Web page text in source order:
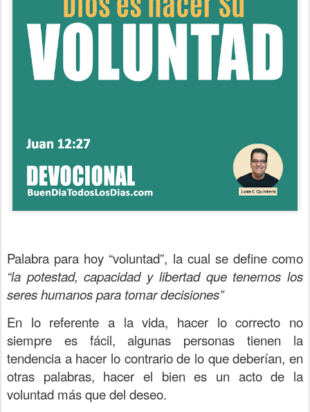
Palabra para hoy “voluntad”, la cual se define como
“la potestad, capacidad y libertad que tenemos los
seres humanos para tomar decisiones”
En lo referente a la vida, hacer lo correcto no
siempre es fácil, algunas personas tienen la
tendencia a hacer lo contrario de lo que deberían, en
otras palabras, hacer el bien es un acto de la
voluntad más que del deseo.